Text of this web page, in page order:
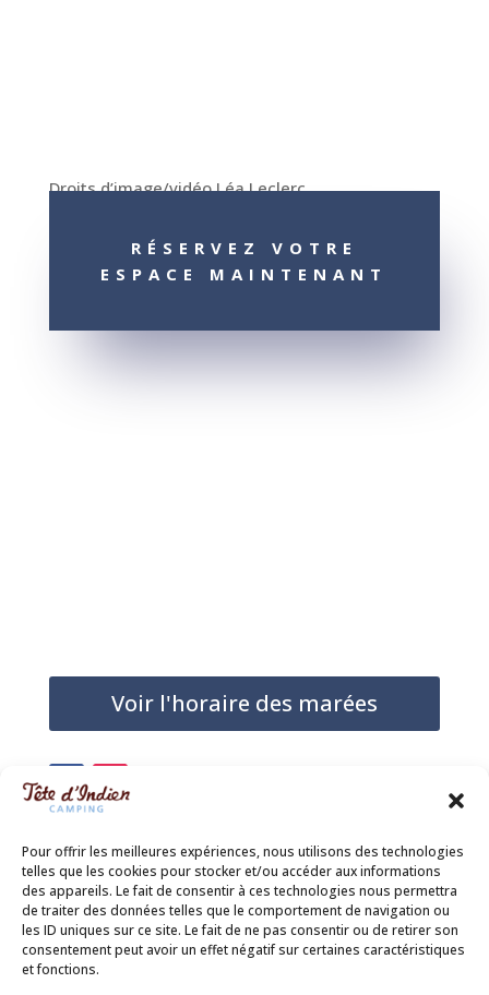
Pour offrir les meilleures expériences, nous utilisons des technologies
telles que les cookies pour stocker et/ou accéder aux informations
des appareils. Le fait de consentir à ces technologies nous permettra
de traiter des données telles que le comportement de navigation ou
les ID uniques sur ce site. Le fait de ne pas consentir ou de retirer son
consentement peut avoir un effet négatif sur certaines caractéristiques
et fonctions.
Droits d’image/vidéo Léa Leclerc
RÉSERVEZ VOTRE
ESPACE MAINTENANT
Voir l'horaire des marées